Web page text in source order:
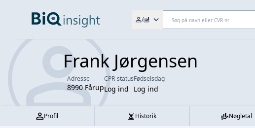
/
Frank Jørgensen
Adresse
8990 Fårup
CPR-status
Log ind
Fødselsdag
Log ind
Profil Historik Nøgletal